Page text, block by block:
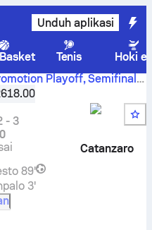
Unduh aplikasi
Tenis
Hoki es
Playoff,Semifinal
hasil H2H, klasemen,
18.00
- 3
0
Catanzaro
89'
3'